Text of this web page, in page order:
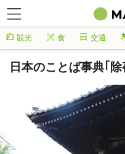
観光 食 交通
日本のことば事典｢